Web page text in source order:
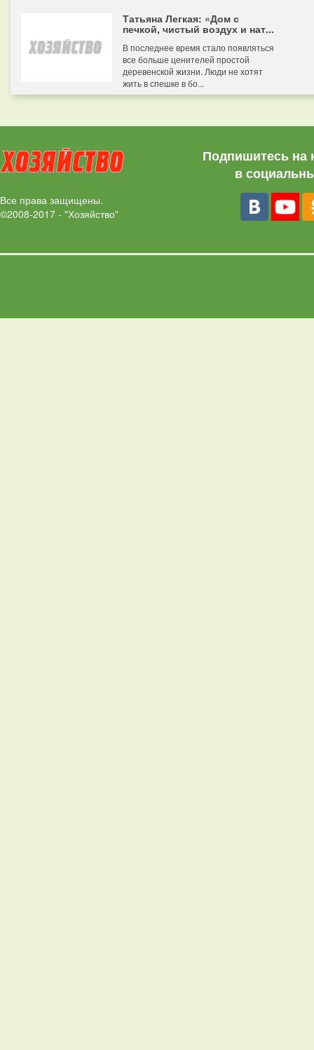
Татьяна Легкая: «Дом с
печкой, чистый воздух и нат...
В последнее время стало появляться
все больше ценителей простой
деревенской жизни. Люди не хотят
жить в спешке в бо...
Все права защищены.
©2008-2017 - "Хозяйство"
Подпишитесь на
в